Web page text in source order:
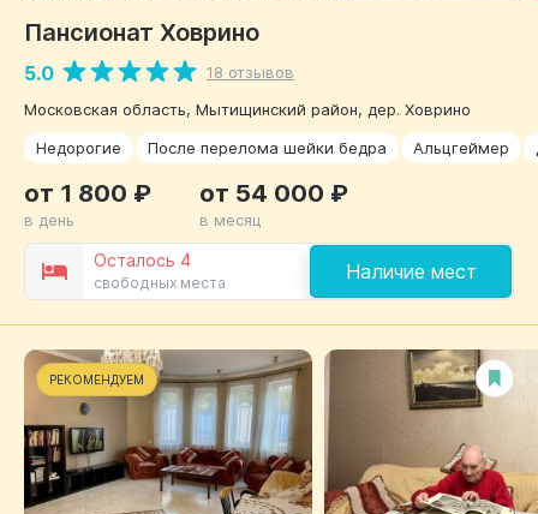
Пансионат Ховрино
5.0
18 отзывов
Московская область, Мытищинский район, дер. Ховрино
Недорогие
После перелома шейки бедра Альцгеймер
Осталось 4
свободных места Наличие мест
от 1 800 ₽
в день
от 54 000 ₽
в месяц
РЕКОМЕНДУЕМ